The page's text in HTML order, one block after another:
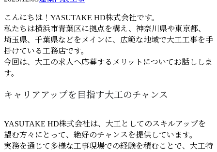
こんにちは！YASUTAKE HD株式会社です。
私たちは横浜市青葉区に拠点を構え、神奈川県や東京都、
埼玉県、千葉県などをメインに、広範な地域で大工工事を手
掛けている工務店です。
今回は、大工の求人へ応募するメリットについてお話ししま
す。
キャリアアップを目指す大工のチャンス
YASUTAKE HD株式会社は、大工としてのスキルアップを
望む方々にとって、絶好のチャンスを提供しています。
実務を通じて多様な工事現場での経験を積むことで、大工特